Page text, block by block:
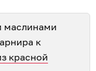
маслинами
к
красной